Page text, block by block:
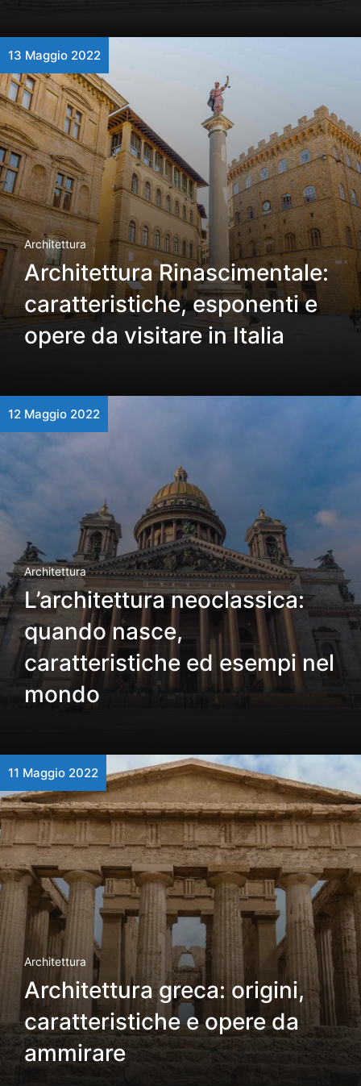
13 Maggio 2022
Architettura
Architettura Rinascimentale:
caratteristiche, esponenti e
opere da visitare in Italia
12 Maggio 2022
Architettura
L’architettura neoclassica:
quando nasce,
caratteristiche ed esempi nel
mondo
11 Maggio 2022
Architettura
Architettura greca: origini,
caratteristiche e opere da
ammirare